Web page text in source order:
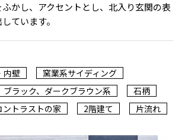
ふかし、アクセントとし、北入り玄関の表
ています。
内壁
窯業系サイディング
ブラック、ダークブラウン系
石柄
ントラストの家 2階建て 片流れ